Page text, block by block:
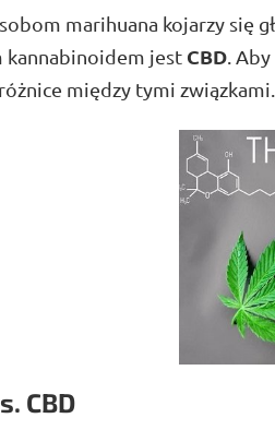
marihuana kojarzy się
kannabinoidem jest CBD .
między tymi związkami.
CBD